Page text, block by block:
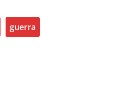
guerra